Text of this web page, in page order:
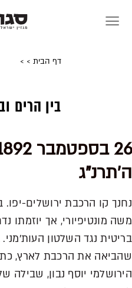
דף הבית >
>
בין הרים
ה'תרנ"ג
נחנך קו הרכבת ירושלים-יפו.
משה מונטיפיורי, אך יוזמתו
בריטית נגד השלטון
שהביאה את הרכבת לארץ,
הירושלמי יוסף נבון, שבילה